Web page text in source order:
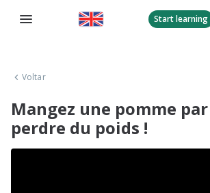
Start learning
Voltar
Mangez une pomme
perdre du poids !